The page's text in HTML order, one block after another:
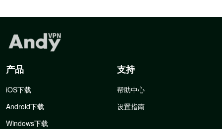
产品
iOS下载
Android下载
Windows下载
支持
帮助中心
设置指南